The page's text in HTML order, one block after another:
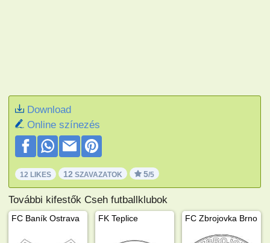
Download
Online színezés
12 LIKES 12 SZAVAZATOK 5/5
További kifestők Cseh futballklubok
FC Baník Ostrava FK Teplice FC Zbrojovka Brno